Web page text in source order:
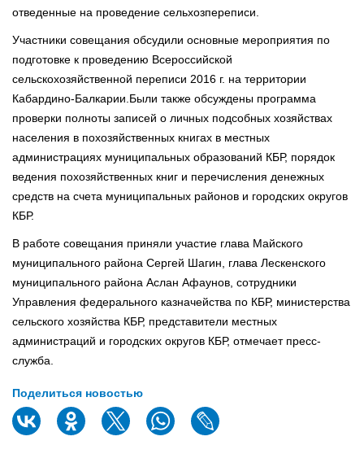
отведенные на проведение сельхозпереписи.
Участники совещания обсудили основные мероприятия по
подготовке к проведению Всероссийской
сельскохозяйственной переписи 2016 г. на территории
Кабардино-Балкарии.Были также обсуждены программа
проверки полноты записей о личных подсобных хозяйствах
населения в похозяйственных книгах в местных
администрациях муниципальных образований КБР, порядок
ведения похозяйственных книг и перечисления денежных
средств на счета муниципальных районов и городских округов
КБР.
В работе совещания приняли участие глава Майского
муниципального района Сергей Шагин, глава Лескенского
муниципального района Аслан Афаунов, сотрудники
Управления федерального казначейства по КБР, министерства
сельского хозяйства КБР, представители местных
администраций и городских округов КБР, отмечает пресс-
служба.
Поделиться новостью